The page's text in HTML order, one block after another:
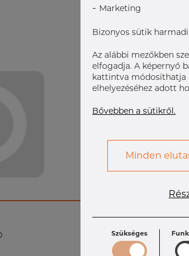
- Marketing
Bizonyos sütik
Az alábbi mezőkben
elfogadja. A képernyő
kattintva módosíthatja
elhelyezéséhez adott
Bővebben a sütikről.
Minden
Szükséges